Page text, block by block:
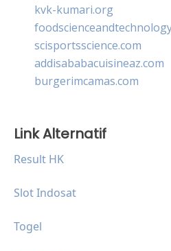
kvk-kumari.org
scisportsscience.com
addisababacuisineaz.com
burgerimcamas.com
Link Alternatif
Result HK
Slot Indosat
Togel